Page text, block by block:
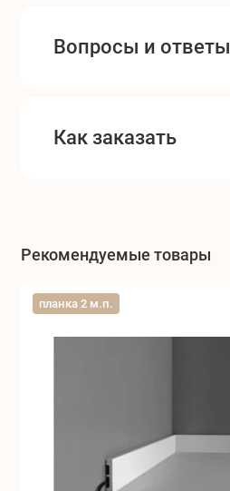
Вопросы и ответы
Как заказать
Рекомендуемые товары
планка 2 м.п.